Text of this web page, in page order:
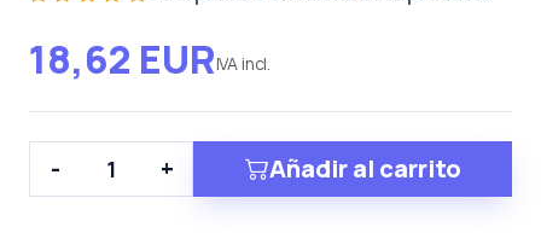
18,62 EURIVA incl.
- + Añadir al carrito